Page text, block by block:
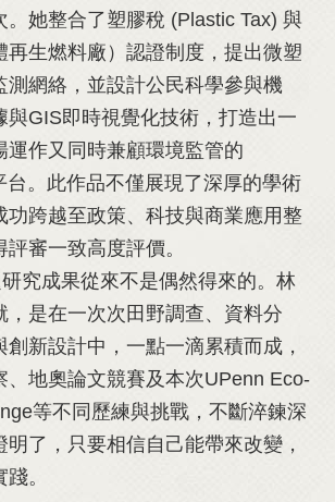
。她整合了塑膠稅 (Plastic Tax) 與
再生燃料廠）認證制度，提出微塑
測網絡，並設計公民科學參與機
與GIS即時視覺化技術，打造出一
運作又同時兼顧環境監管的
台。此作品不僅展現了深厚的學術
功跨越至政策、科技與商業應用整
審一致高度評價。
究成果從來不是偶然得來的。林
，是在一次次田野調查、資料分
新設計中，一點一滴累積而成，
、地奧論文競賽及本次UPenn Eco-
等不同歷練與挑戰，不斷淬鍊深
了，只要相信自己能帶來改變，
。